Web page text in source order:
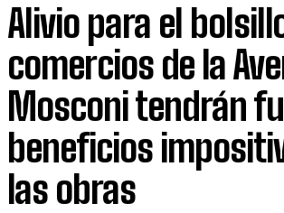
Alivio para el
comercios de la
Mosconi tendrán
beneficios
las obras